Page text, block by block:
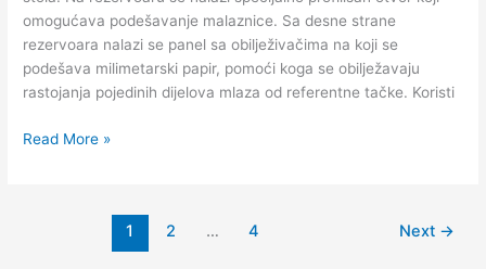
omogućava podešavanje malaznice. Sa desne strane
rezervoara nalazi se panel sa obilježivačima na koji se
podešava milimetarski papir, pomoći koga se obilježavaju
rastojanja pojedinih dijelova mlaza od referentne tačke. Koristi
Bridge
House,
Engleska
Read More »
1 2 … 4 Next →